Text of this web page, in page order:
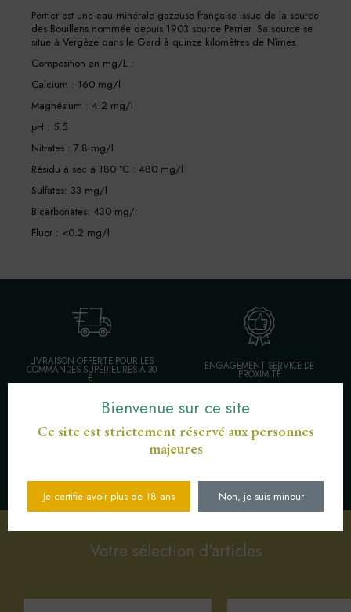
Perrier est une eau minérale gazeuse française issue de la source
des Bouillens nommée depuis 1903 source Perrier. Sa source se
situe à Vergèze dans le Gard à quinze kilomètres de Nîmes.
Composition en mg/L :
Calcium : 160 mg/l
Magnésium : 4.2 mg/l
pH : 5.5
Nitrates : 7.8 mg/l
Résidu à sec à 180 °C : 480 mg/l
Sulfates: 33 mg/l
Bicarbonates: 430 mg/l
Fluor : <0.2 mg/l
LIVRAISON OFFERTE POUR LES
COMMANDES SUPÉRIEURES À 30
€
ENGAGEMENT SERVICE DE
PROXIMITÉ
03 89 82 40 37
Votre sélection d'articles
Bienvenue sur ce site
Ce site est strictement réservé aux personnes
majeures
Je certifie avoir plus de 18 ans Non, je suis mineur